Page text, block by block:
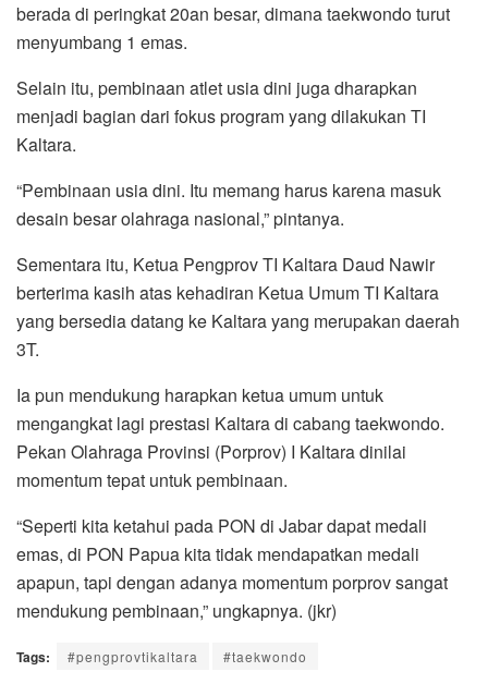
berada di peringkat 20an besar, dimana taekwondo turut
menyumbang 1 emas.
Selain itu, pembinaan atlet usia dini juga dharapkan
menjadi bagian dari fokus program yang dilakukan TI
Kaltara.
“Pembinaan usia dini. Itu memang harus karena masuk
desain besar olahraga nasional,” pintanya.
Sementara itu, Ketua Pengprov TI Kaltara Daud Nawir
berterima kasih atas kehadiran Ketua Umum TI Kaltara
yang bersedia datang ke Kaltara yang merupakan daerah
3T.
Ia pun mendukung harapkan ketua umum untuk
mengangkat lagi prestasi Kaltara di cabang taekwondo.
Pekan Olahraga Provinsi (Porprov) I Kaltara dinilai
momentum tepat untuk pembinaan.
“Seperti kita ketahui pada PON di Jabar dapat medali
emas, di PON Papua kita tidak mendapatkan medali
apapun, tapi dengan adanya momentum porprov sangat
mendukung pembinaan,” ungkapnya. (jkr)
Tags: #pengprovtikaltara #taekwondo